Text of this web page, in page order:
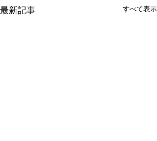
最新記事 すべて表示